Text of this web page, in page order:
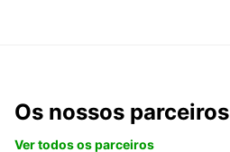
Os nossos parceiros
Ver todos os parceiros